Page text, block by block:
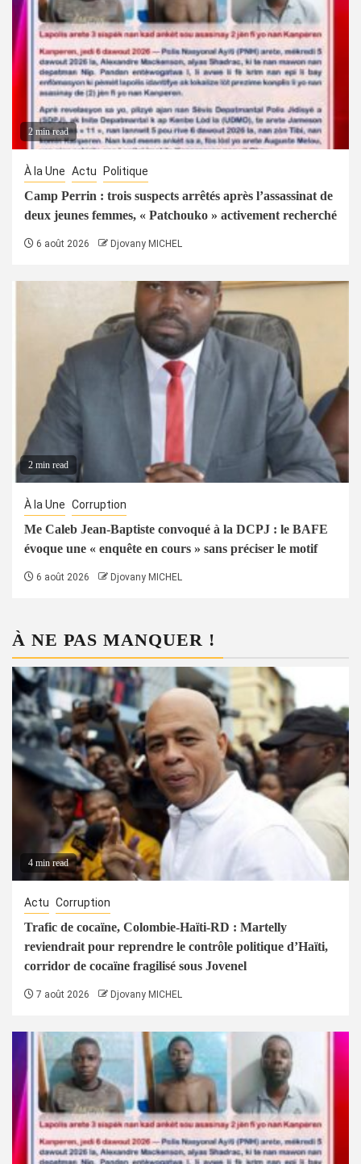
2 min read
À la Une Actu Politique
Camp Perrin : trois suspects arrêtés après l’assassinat de
deux jeunes femmes, « Patchouko » activement recherché
6 août 2026 Djovany MICHEL
2 min read
À la Une Corruption
Me Caleb Jean-Baptiste convoqué à la DCPJ : le BAFE
évoque une « enquête en cours » sans préciser le motif
6 août 2026 Djovany MICHEL
À NE PAS MANQUER !
4 min read
Actu Corruption
Trafic de cocaïne, Colombie-Haïti-RD : Martelly
reviendrait pour reprendre le contrôle politique d’Haïti,
corridor de cocaïne fragilisé sous Jovenel
7 août 2026 Djovany MICHEL